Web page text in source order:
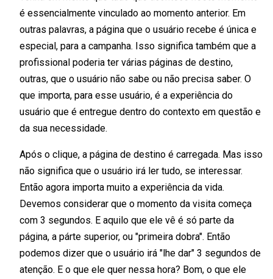
é essencialmente vinculado ao momento anterior. Em
outras palavras, a página que o usuário recebe é única e
especial, para a campanha. Isso significa também que a
profissional poderia ter várias páginas de destino,
outras, que o usuário não sabe ou não precisa saber. O
que importa, para esse usuário, é a experiência do
usuário que é entregue dentro do contexto em questão e
da sua necessidade.
Após o clique, a página de destino é carregada. Mas isso
não significa que o usuário irá ler tudo, se interessar.
Então agora importa muito a experiência da vida.
Devemos considerar que o momento da visita começa
com 3 segundos. E aquilo que ele vê é só parte da
página, a párte superior, ou "primeira dobra". Então
podemos dizer que o usuário irá "lhe dar" 3 segundos de
atenção. E o que ele quer nessa hora? Bom, o que ele